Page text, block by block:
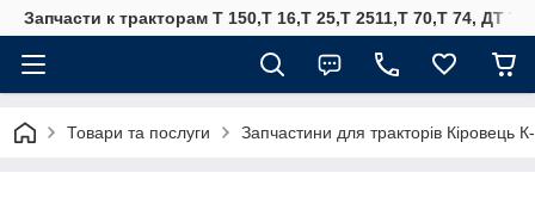
Запчасти к тракторам Т 150,Т 16,Т 25,Т 2511,Т 70,Т 74, ДТ
Товари та послуги Запчастини для тракторів Кіровець